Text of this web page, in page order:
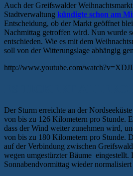
Auch der Greifswalder
Stadtverwaltung kündigte schon am
Entscheidung, ob der Markt geöffnet
Nachmittag getroffen wird. Nun wurde
entschieden. Wie es mit dem
soll von der Witterungslage abhängig
http://www.youtube.com/
Der Sturm erreichte an der
von bis zu 126 Kilometern pro Stunde.
dass der Wind weiter zunehmen wird,
von bis zu 180 Kilometern pro Stunde.
auf der Verbindung zwischen
wegen umgestürzter Bäume eingestellt.
Sonnabendvormittag wieder normalisiert